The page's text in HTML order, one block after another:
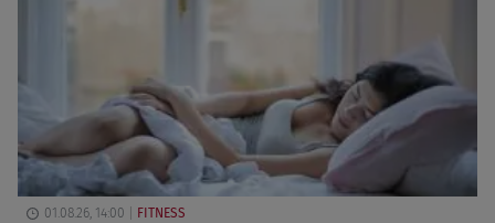
01.08.26, 14:00 FITNESS